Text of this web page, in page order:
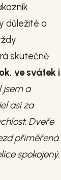
důležité a
skutečně
ve svátek i
jsem a
asi za
Dveře
přiměřená.
spokojený.